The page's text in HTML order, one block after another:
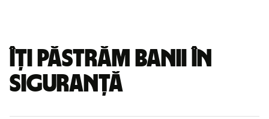
Îți păstrăm banii în
siguranță